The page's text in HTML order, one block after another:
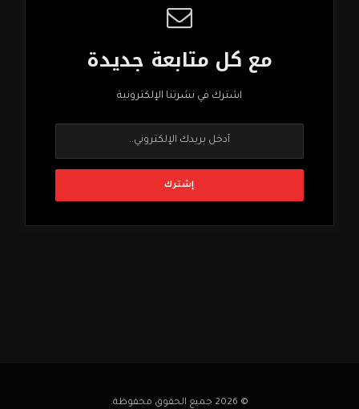
مع كل متابعة جديدة
اشترك في نشرتنا الإلكترونية
© 2026 جميع الحقوق محفوظة.